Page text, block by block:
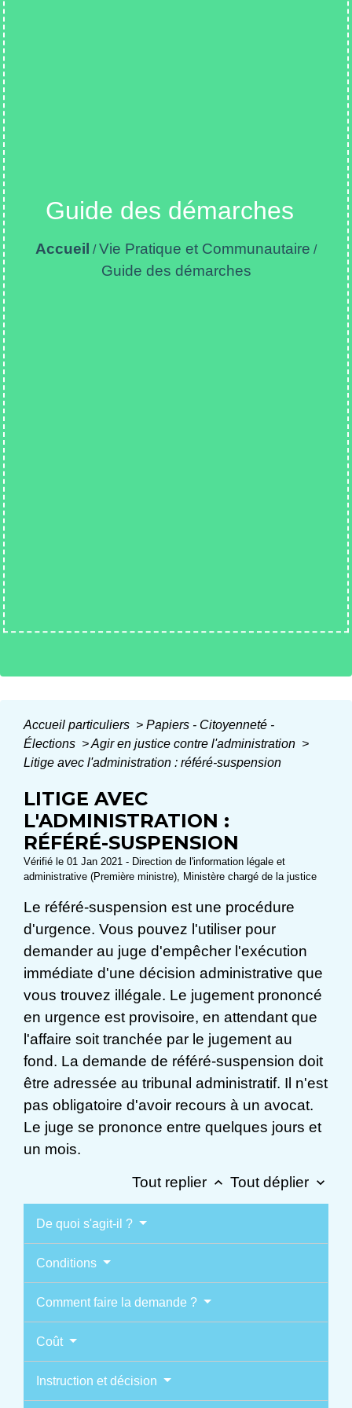
Guide des démarches
Accueil /Vie Pratique et Communautaire /
Guide des démarches
Accueil particuliers > Papiers - Citoyenneté -
Élections >Agir en justice contre l'administration >
Litige avec l'administration : référé-suspension
LITIGE AVEC
L'ADMINISTRATION :
RÉFÉRÉ-SUSPENSION
Vérifié le 01 Jan 2021 - Direction de l'information légale et
administrative (Première ministre), Ministère chargé de la justice
Le référé-suspension est une procédure
d'urgence. Vous pouvez l'utiliser pour
demander au juge d'empêcher l'exécution
immédiate d'une décision administrative que
vous trouvez illégale. Le jugement prononcé
en urgence est provisoire, en attendant que
l'affaire soit tranchée par le jugement au
fond. La demande de référé-suspension doit
être adressée au tribunal administratif. Il n'est
pas obligatoire d'avoir recours à un avocat.
Le juge se prononce entre quelques jours et
un mois.
Tout replier keyboard_arrow_up Tout déplier keyboard_arrow_down
De quoi s'agit-il ?
Conditions
Comment faire la demande ?
Coût
Instruction et décision